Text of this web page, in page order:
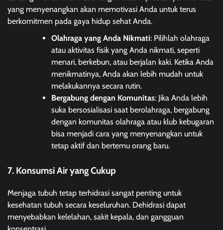
yang menyenangkan akan memotivasi Anda untuk terus
berkomitmen pada gaya hidup sehat Anda.
Olahraga yang Anda Nikmati: Pilihlah olahraga
atau aktivitas fisik yang Anda nikmati, seperti
menari, berkebun, atau berjalan kaki. Ketika Anda
menikmatinya, Anda akan lebih mudah untuk
melakukannya secara rutin.
Bergabung dengan Komunitas: Jika Anda lebih
suka bersosialisasi saat berolahraga, bergabung
dengan komunitas olahraga atau klub kebugaran
bisa menjadi cara yang menyenangkan untuk
tetap aktif dan bertemu orang baru.
7. Konsumsi Air yang Cukup
Menjaga tubuh tetap terhidrasi sangat penting untuk
kesehatan tubuh secara keseluruhan. Dehidrasi dapat
menyebabkan kelelahan, sakit kepala, dan gangguan